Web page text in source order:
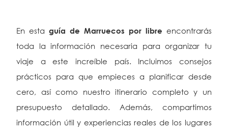
En esta guía de Marruecos por libre encontrarás
toda la información necesaria para organizar tu
viaje a este increíble país. Incluimos consejos
prácticos para que empieces a planificar desde
cero, así como nuestro itinerario completo y un
presupuesto detallado. Además, compartimos
información útil y experiencias reales de los lugares